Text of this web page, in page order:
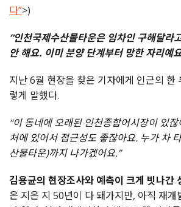
다”>)
“인천국제수산물타운은 임차인 구해달라
안 해요. 이미 분양 단계부터 망한 자리예
지난 6월 현장을 찾은 기자에게 인근의 한
렇게 말했다.
“이 동네에 오래된 인천종합어시장이 있
처에 있어서 접근성도 좋잖아요. 누가 차
산물타운)까지 나가겠어요.”
김용균의 현장조사와 예측이 크게 빗나간
은 지은 지 50년이 다 돼가지만, 아직 재개